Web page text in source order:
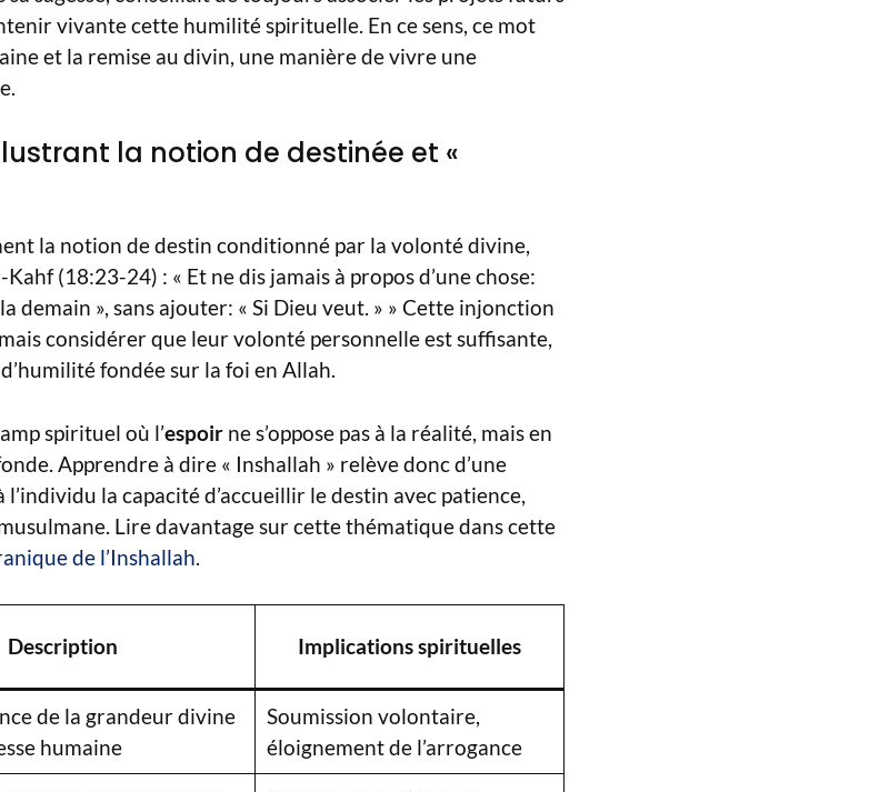
vivante cette humilité spirituelle. En ce sens, ce mot
et la remise au divin, une manière de vivre une
la notion de destinée et «
la notion de destin conditionné par la volonté divine,
(18:23-24) : « Et ne dis jamais à propos d’une chose:
demain », sans ajouter: « Si Dieu veut. » » Cette injonction
considérer que leur volonté personnelle est suffisante,
fondée sur la foi en Allah.
spirituel où l’espoir ne s’oppose pas à la réalité, mais en
Apprendre à dire « Inshallah » relève donc d’une
la capacité d’accueillir le destin avec patience,
Lire davantage sur cette thématique dans cette
de l’Inshallah
Description Implications spirituelles
de la grandeur divine
humaine
Soumission volontaire,
éloignement de l’arrogance